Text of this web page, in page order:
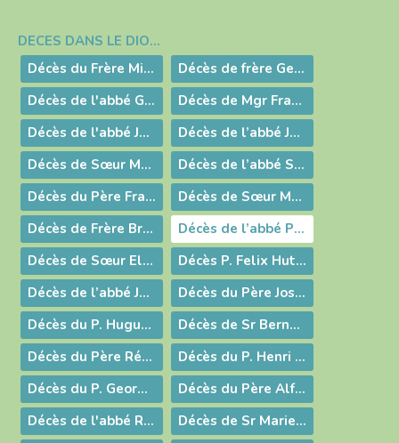
Navigation
DÉCÈS DANS LE DIOCÈSE
Décès du Frère Michel Bois
Décès de frère Georges Ecomard
Décès de l'abbé Georges Réty
Décès de Mgr Francis Frost
Décès de l'abbé Jean Bozonnet
Décès de l’abbé Jean Marie Joseph Bernard
Décès de Sœur Marie Aldric (Thérèse Gagnot)
Décès de l’abbé Serge Placide
Décès du Père François Jaquinod
Décès de Sœur Marie-Paule Serra
Décès de Frère Bruno Carra de Vaux Saint-Cyr
Décès de l’abbé Pierre Ville
Décès de Sœur Elisabeth Metayer
Décès P. Felix Hutin
Décès de l’abbé Joseph Gallion
Décès du Père Joseph Greffe
Décès du P. Hugues-Marie Labrecque
Décès de Sr Bernadette
Décès du Père Régis-Etienne Carton
Décès du P. Henri Chapuis
Décès du P. Georges Guiffray
Décès du Père Alfred Bour
Décès de l'abbé René Chavent
Décès de Sr Marie-Françoise de l'Incarnation